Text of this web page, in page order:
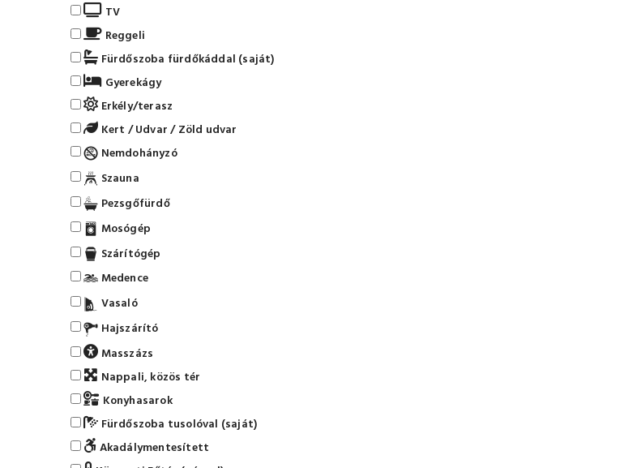
TV
Reggeli
Fürdőszoba fürdőkáddal (saját)
Gyerekágy
Erkély/terasz
Kert / Udvar / Zöld udvar
Nemdohányzó
Szauna
Pezsgőfürdő
Mosógép
Szárítógép
Medence
Vasaló
Hajszárító
Masszázs
Nappali, közös tér
Konyhasarok
Fürdőszoba tusolóval (saját)
Akadálymentesített